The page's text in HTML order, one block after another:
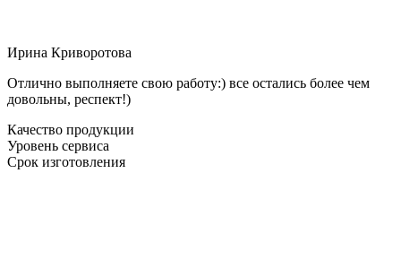
Ирина Криворотова
Отлично выполняете свою работу:) все остались более чем
довольны, респект!)
Качество продукции
Уровень сервиса
Срок изготовления